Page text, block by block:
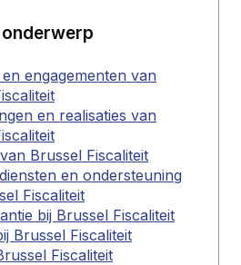
engagementen van
en realisaties van
Brussel Fiscaliteit
en ondersteuning
Fiscaliteit
bij Brussel Fiscaliteit
Brussel Fiscaliteit
Fiscaliteit